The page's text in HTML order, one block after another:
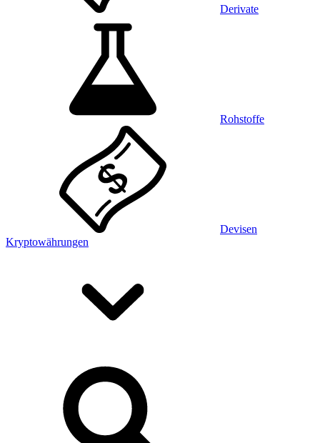
Derivate
Rohstoffe
Devisen
Kryptowährungen